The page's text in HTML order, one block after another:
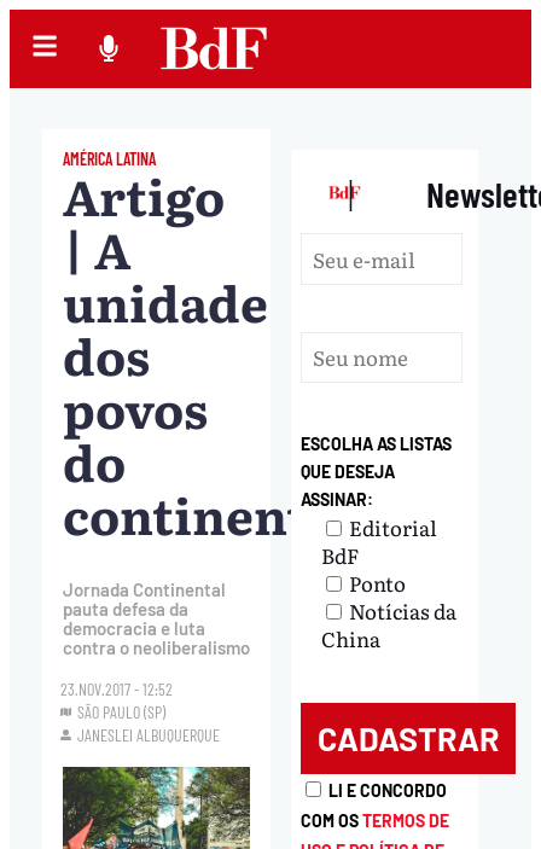
AMÉRICA LATINA
Artigo
| A
unidade
dos
povos
do
continente
Jornada Continental
pauta defesa da
democracia e luta
contra o neoliberalismo
23.NOV.2017 - 12:52
SÃO PAULO (SP)
JANESLEI ALBUQUERQUE
|
ESCOLHA AS LISTAS
QUE DESEJA
ASSINAR:
Editorial
BdF
Ponto
Notícias da
China
LI E CONCORDO
COM OSTERMOS DE